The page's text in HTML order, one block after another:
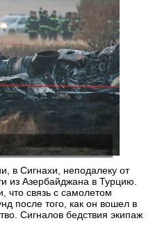
в Сигнахи, неподалеку от
из Азербайджана в Турцию.
что связь с самолетом
после того, как он вошел в
Сигналов бедствия экипаж